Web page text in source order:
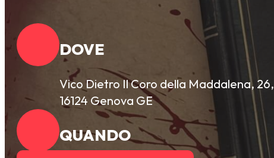
DOVE
Vico Dietro Il Coro della Maddalena, 26,
16124 Genova GE
QUANDO